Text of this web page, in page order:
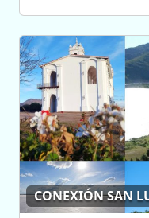
CONEXIÓN SAN